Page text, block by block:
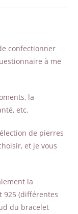
confectionner
à me
la
etc.
de pierres
et je vous
la
925 (différentes
du bracelet